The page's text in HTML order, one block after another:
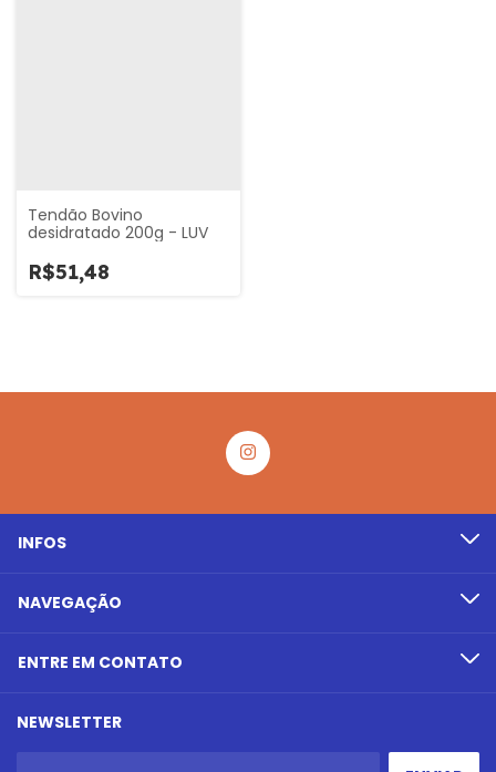
Tendão Bovino
desidratado 200g - LUV
R$51,48
INFOS
NAVEGAÇÃO
ENTRE EM CONTATO
NEWSLETTER